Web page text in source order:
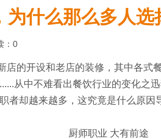
什么那么多人选
0
开设和老店的装修，其中各式餐
从中不难看出餐饮行业的变化之
者却越来越多，这究竟是什么原因
厨师职业 大有前途